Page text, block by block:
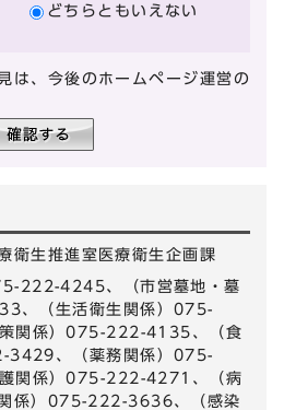
どちらともいえない
は、今後のホームページ運営の
衛生推進室医療衛生企画課
222-4245、（市営墓地・墓
、（生活衛生関係）075-
関係）075-222-4135、（食
3429、（薬務関係）075-
関係）075-222-4271、（病
関係）075-222-3636、（感染